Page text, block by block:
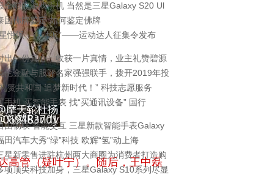
高管（疑叶宁）。随后，王中磊
全能的游戏手机 当然是三星Galaxy S20 Ul
国佛牌鉴定 如何鉴定佛牌
悦派，行动派”——运动达人征集令发布
出一份真心，收获一片真情，业主礼赞碧源
伦金融与股评名家强强联手，拨开2019年投
赞共和国 追梦新时代！” 科技志愿服务
手机 买智能手表 找“买通讯设备” 国行
由畅联 智能交互 三星新款智能手表Galaxy
田汽车大秀“绿”科技 欧辉“氢”动上海
星新零售进驻杭州两大商圈为消费者打造购
项顶尖科技加身，三星Galaxy S10系列尽显